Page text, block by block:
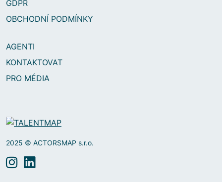
GDPR
OBCHODNÍ PODMÍNKY
AGENTI
KONTAKTOVAT
PRO MÉDIA
2025 © ACTORSMAP s.r.o.